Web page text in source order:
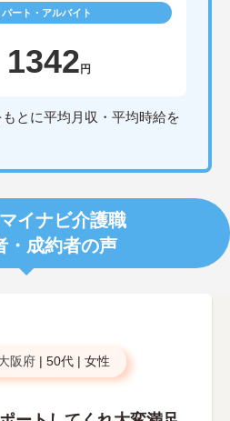
ート・アルバイト
1342円
とに平均月収・平均時給を
イナビ介護職
・成約者の声
阪府 | 50代 | 女性